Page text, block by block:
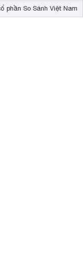
phần So Sánh Việt Nam